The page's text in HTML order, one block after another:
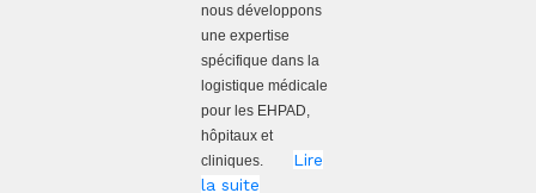
nous développons
une expertise
spécifique dans la
logistique médicale
pour les EHPAD,
hôpitaux et
cliniques.
Lire
la suite